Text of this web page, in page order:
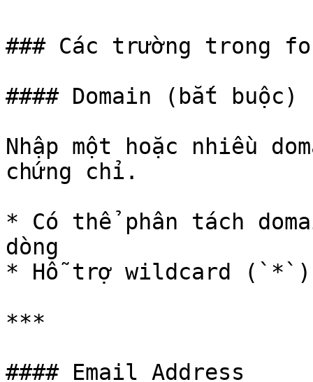
### Các trường trong
#### Domain (bắt buộc)
Nhập một hoặc nhiều
chứng chỉ.
* Có thể phân tách
dòng
* Hỗ trợ wildcard (`*`)
***
#### Email Address